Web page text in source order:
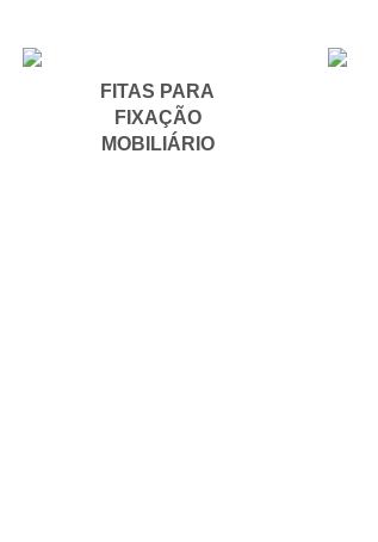
FITAS PARA
FIXAÇÃO
MOBILIÁRIO